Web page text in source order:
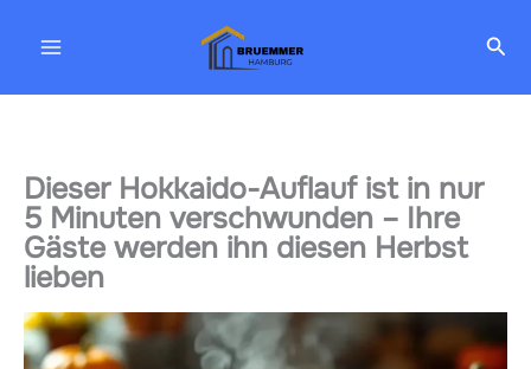
Inhalt
Dieser Hokkaido-Auflauf ist in nur
5 Minuten verschwunden – Ihre
Gäste werden ihn diesen Herbst
lieben